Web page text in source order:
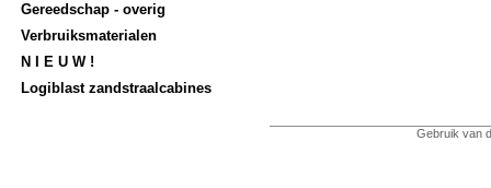
Gereedschap - overig
Verbruiksmaterialen
N I E U W !
Logiblast zandstraalcabines
Gebruik van